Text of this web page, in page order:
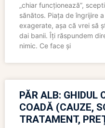
„chiar funcționează”,
sănătos. Piața de îngrijire
exagerate, așa că vrei să
dai banii. Îți răspundem
nimic. Ce face și
PĂR ALB: GHIDUL
COADĂ (CAUZE,
TRATAMENT,